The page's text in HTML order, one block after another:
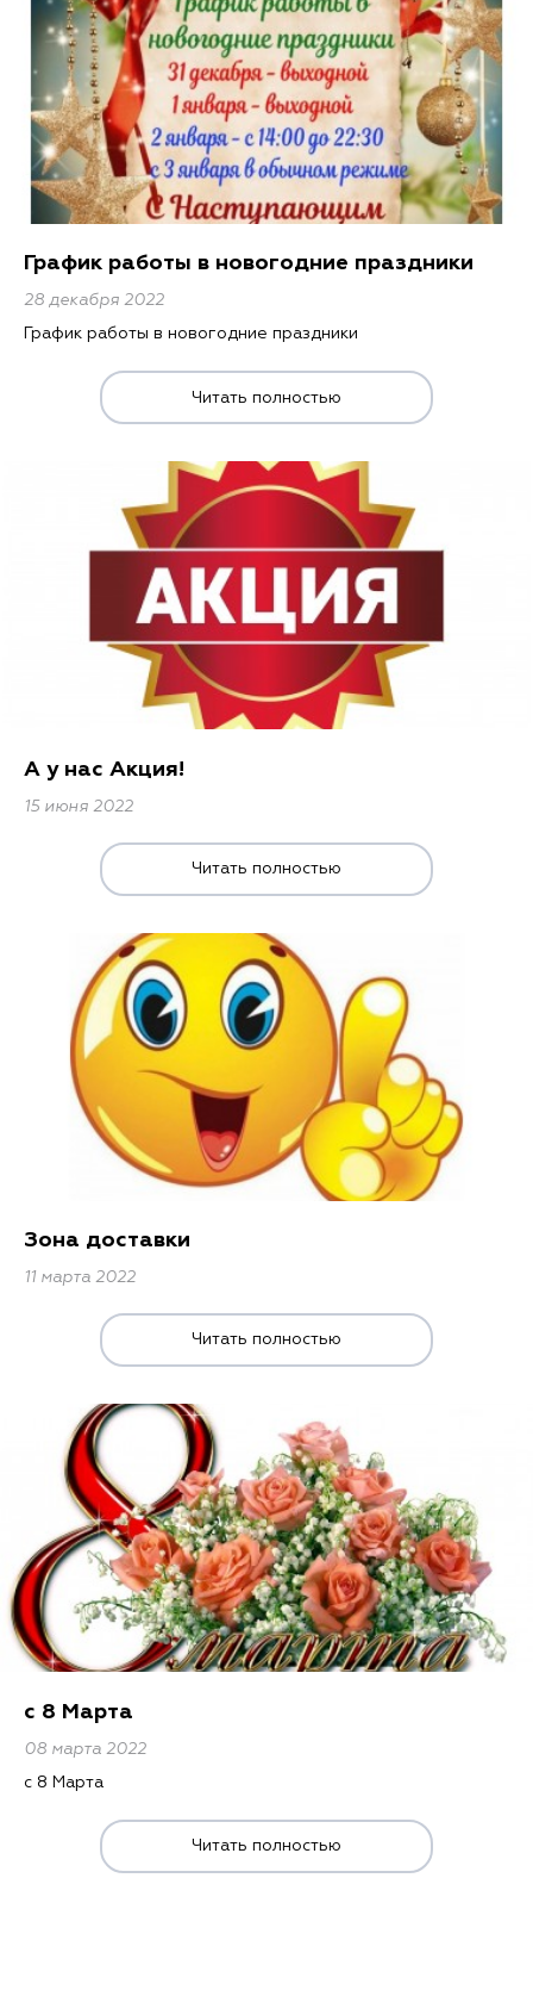
График работы в новогодние праздники
28 декабря 2022
График работы в новогодние праздники
Читать полностью
А у нас Акция!
15 июня 2022
Читать полностью
Зона доставки
11 марта 2022
Читать полностью
c 8 Марта
08 марта 2022
c 8 Марта
Читать полностью